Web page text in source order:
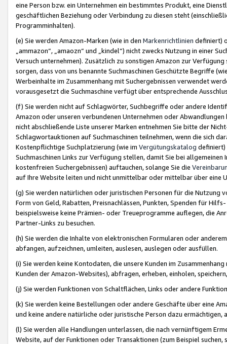
eine Person bzw. ein Unternehmen ein bestimmtes Produkt, eine
geschäftlichen Beziehung oder Verbindung zu diesen steht
Programminhalten).
(e) Sie werden Amazon-Marken (wie in den Markenrichtlinien definiert)
„ammazon“, „amaozn“ und „kindel“) nicht zwecks Nutzung in einer
Versuch unternehmen). Zusätzlich zu sonstigen Amazon zur
sorgen, dass von uns benannte Suchmaschinen Geschützte Begriffe
Werbeinhalte im Zusammenhang mit Suchergebnissen verwendet
vorausgesetzt die Suchmaschine verfügt über entsprechende
(f) Sie werden nicht auf Schlagwörter, Suchbegriffe oder andere
Amazon oder unseren verbundenen Unternehmen oder
nicht abschließende Liste unserer Marken entnehmen Sie bitte der
Schlagwortauktionen auf Suchmaschinen teilnehmen, wenn die sich
Kostenpflichtige Suchplatzierung (wie im Vergütungskatalog definiert)
Suchmaschinen Links zur Verfügung stellen, damit Sie bei
kostenfreien Suchergebnissen) auftauchen, solange Sie die
auf Ihre Website leiten und nicht unmittelbar oder mittelbar über eine
(g) Sie werden natürlichen oder juristischen Personen für die Nutzung
Form von Geld, Rabatten, Preisnachlässen, Punkten, Spenden für
beispielsweise keine Prämien- oder Treueprogramme auflegen, die
Partner-Links zu besuchen.
(h) Sie werden die Inhalte von elektronischen Formularen oder
abfangen, aufzeichnen, umleiten, auslesen, auslegen oder ausfüllen.
(i) Sie werden keine Kontodaten, die unsere Kunden im
Kunden der Amazon-Websites), abfragen, erheben, einholen,
(j) Sie werden Funktionen von Schaltflächen, Links oder andere
(k) Sie werden keine Bestellungen oder andere Geschäfte über eine
und keine andere natürliche oder juristische Person dazu
(l) Sie werden alle Handlungen unterlassen, die nach vernünftigem
Website, auf der Funktionen oder Transaktionen (zum Beispiel